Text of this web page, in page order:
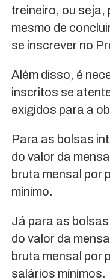
treineiro, ou
mesmo de
se inscrever no
Além disso, é
inscritos se
exigidos para a
Para as bolsas
do valor da
bruta mensal por
mínimo.
Já para as
do valor da
bruta mensal por
salários mínimos.